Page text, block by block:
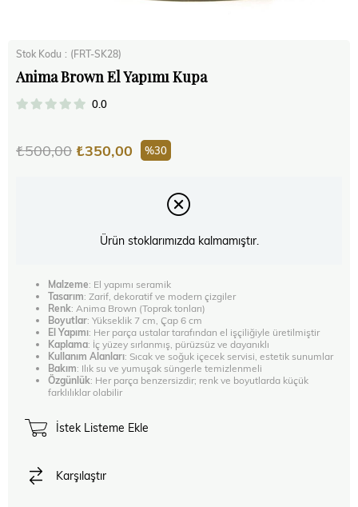
Stok Kodu (FRT-SK28)
Anima Brown El Yapımı Kupa
0.0
₺500,00 ₺350,00 30
Ürün stoklarımızda kalmamıştır.
Malzeme: El yapımı seramik
Tasarım: Zarif, dekoratif ve modern çizgiler
Renk: Anima Brown (Toprak tonları)
Boyutlar: Yükseklik 7 cm, Çap 6 cm
El Yapımı: Her parça ustalar tarafından el işçiliğiyle üretilmiştir
Kaplama: İç yüzey sırlanmış, pürüzsüz ve dayanıklı
Kullanım Alanları: Sıcak ve soğuk içecek servisi, estetik sunumlar
Bakım: Ilık su ve yumuşak süngerle temizlenmeli
Özgünlük: Her parça benzersizdir; renk ve boyutlarda küçük
farklılıklar olabilir
İstek Listeme Ekle
Karşılaştır